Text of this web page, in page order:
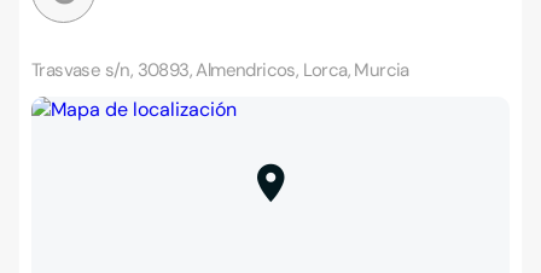
Trasvase s/n, 30893, Almendricos, Lorca, Murcia